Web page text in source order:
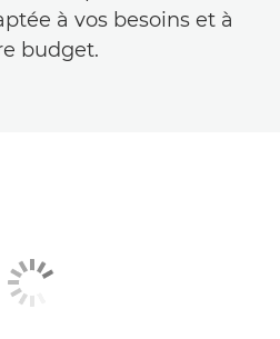
à vos besoins et à
budget.